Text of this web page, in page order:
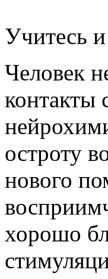
Учитесь
Человек
контакты
остроту
нового
хорошо